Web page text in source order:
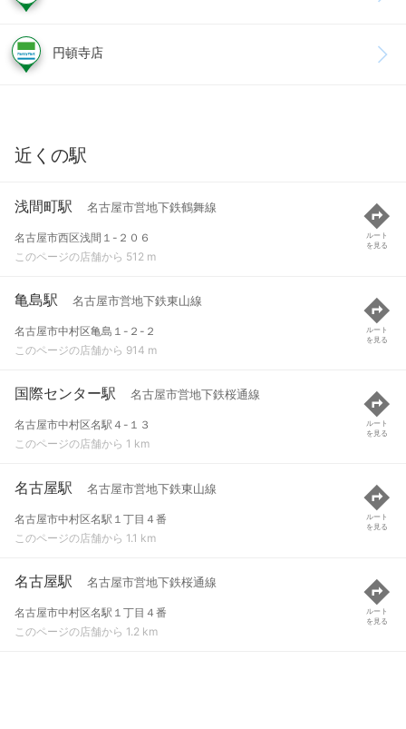
円頓寺店
近くの駅
浅間町駅 名古屋市営地下鉄鶴舞線
名古屋市西区浅間１-２０６
このページの店舗から 512 m
ルート
を見る
亀島駅 名古屋市営地下鉄東山線
名古屋市中村区亀島１-２-２
このページの店舗から 914 m
ルート
を見る
国際センター駅 名古屋市営地下鉄桜通線
名古屋市中村区名駅４-１３
このページの店舗から 1 km
ルート
を見る
名古屋駅 名古屋市営地下鉄東山線
名古屋市中村区名駅１丁目４番
このページの店舗から 1.1 km
ルート
を見る
名古屋駅 名古屋市営地下鉄桜通線
名古屋市中村区名駅１丁目４番
このページの店舗から 1.2 km
ルート
を見る